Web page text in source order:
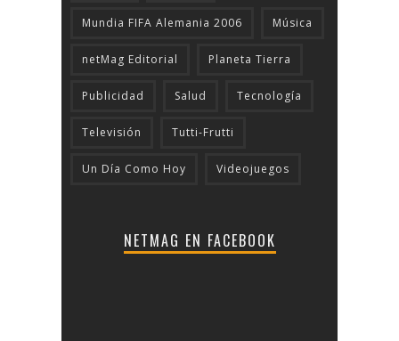
Mundia FIFA Alemania 2006 Música
netMag Editorial Planeta Tierra
Publicidad Salud Tecnologí­a
Televisión Tutti-Frutti
Un Día Como Hoy Videojuegos
NETMAG EN FACEBOOK